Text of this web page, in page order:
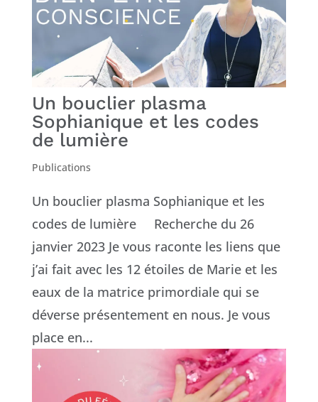
Un bouclier plasma
Sophianique et les codes
de lumière
Publications
Un bouclier plasma Sophianique et les
codes de lumière Recherche du 26
janvier 2023 Je vous raconte les liens que
j’ai fait avec les 12 étoiles de Marie et les
eaux de la matrice primordiale qui se
déverse présentement en nous. Je vous
place en...
Courriel
*
S'INSCRIRE